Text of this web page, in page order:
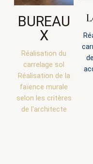
BUREAU
X
Réalisation du
carrelage sol
Réalisation de la
faïence murale
selon les critères
de l'architecte